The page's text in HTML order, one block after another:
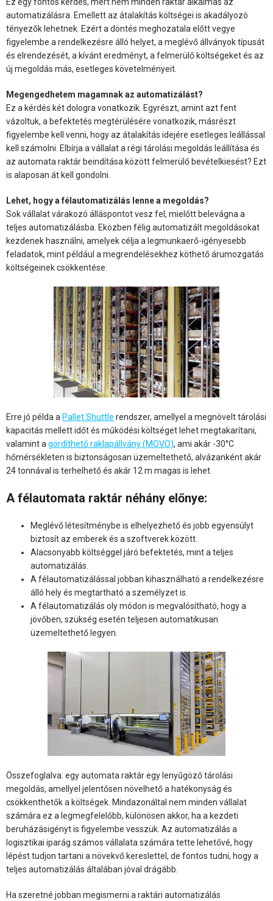
automatizálásra. Emellett az átalakítás költségei is akadályozó
tényezők lehetnek. Ezért a döntés meghozatala előtt vegye
figyelembe a rendelkezésre álló helyet, a meglévő állványok típusát
és elrendezését, a kívánt eredményt, a felmerülő költségeket és az
új megoldás más, esetleges követelményeit.
Megengedhetem magamnak az automatizálást?
Ez a kérdés két dologra vonatkozik. Egyrészt, amint azt fent
vázoltuk, a befektetés megtérülésére vonatkozik, másrészt
figyelembe kell venni, hogy az átalakítás idejére esetleges leállással
kell számolni. Elbírja a vállalat a régi tárolási megoldás leállítása és
az automata raktár beindítása között felmerülő bevételkiesést? Ezt
is alaposan át kell gondolni.
Lehet, hogy a félautomatizálás lenne a megoldás?
Sok vállalat várakozó álláspontot vesz fel, mielőtt belevágna a
teljes automatizálásba. Eközben félig automatizált megoldásokat
kezdenek használni, amelyek célja a legmunkaerő-igényesebb
feladatok, mint például a megrendelésekhez köthető árumozgatás
költségeinek csökkentése.
Erre jó példa a Pallet Shuttle rendszer, amellyel a megnövelt tárolási
kapacitás mellett időt és működési költséget lehet megtakarítani,
valamint a gördíthető raklapállvány (MOVO), ami akár -30°C
hőmérsékleten is biztonságosan üzemeltethető, alvázanként akár
24 tonnával is terhelhető és akár 12 m magas is lehet.
A félautomata raktár néhány előnye:
Meglévő létesítménybe is elhelyezhető és jobb egyensúlyt
biztosít az emberek és a szoftverek között.
Alacsonyabb költséggel járó befektetés, mint a teljes
automatizálás.
A félautomatizálással jobban kihasználható a rendelkezésre
álló hely és megtartható a személyzet is.
A félautomatizálás oly módon is megvalósítható, hogy a
jövőben, szükség esetén teljesen automatikusan
üzemeltethető legyen.
Összefoglalva: egy automata raktár egy lenyűgöző tárolási
megoldás, amellyel jelentősen növelhető a hatékonyság és
csökkenthetők a költségek. Mindazonáltal nem minden vállalat
számára ez a legmegfelelőbb, különösen akkor, ha a kezdeti
beruházásigényt is figyelembe vesszük. Az automatizálás a
logisztikai iparág számos vállalata számára tette lehetővé, hogy
lépést tudjon tartani a növekvő kereslettel, de fontos tudni, hogy a
teljes automatizálás általában jóval drágább.
Ha szeretné jobban megismerni a raktári automatizálás